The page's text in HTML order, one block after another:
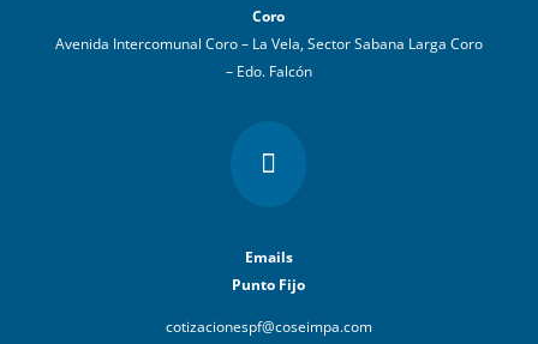
Coro
Avenida Intercomunal Coro – La Vela, Sector Sabana Larga Coro
– Edo. Falcón

Emails
Punto Fijo
cotizacionespf@coseimpa.com